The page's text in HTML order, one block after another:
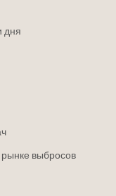
дня
выбросов